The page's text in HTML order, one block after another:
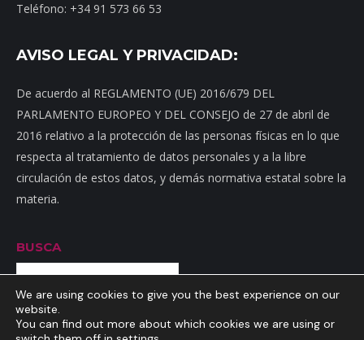
Teléfono: +34 91 573 66 53
AVISO LEGAL Y PRIVACIDAD:
De acuerdo al REGLAMENTO (UE) 2016/679 DEL
PARLAMENTO EUROPEO Y DEL CONSEJO de 27 de abril de
2016 relativo a la protección de las personas físicas en lo que
respecta al tratamiento de datos personales y a la libre
circulación de estos datos, y demás normativa estatal sobre la
materia.
BUSCA
Buscar
We are using cookies to give you the best experience on our
website.
You can find out more about which cookies we are using or